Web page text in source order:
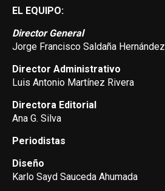
EL EQUIPO:
Director General
Jorge Francisco Saldaña Hernández
Director Administrativo
Luis Antonio Martínez Rivera
Directora Editorial
Ana G. Silva
Periodistas
Diseño
Karlo Sayd Sauceda Ahumada